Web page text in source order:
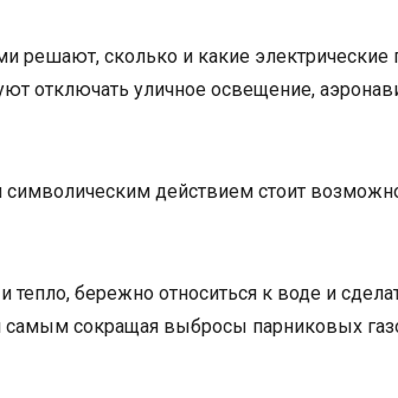
решают, сколько и какие
отключать уличное освещение,
действием стоит
бережно относиться к воде и
самым сокращая выбросы парниковых